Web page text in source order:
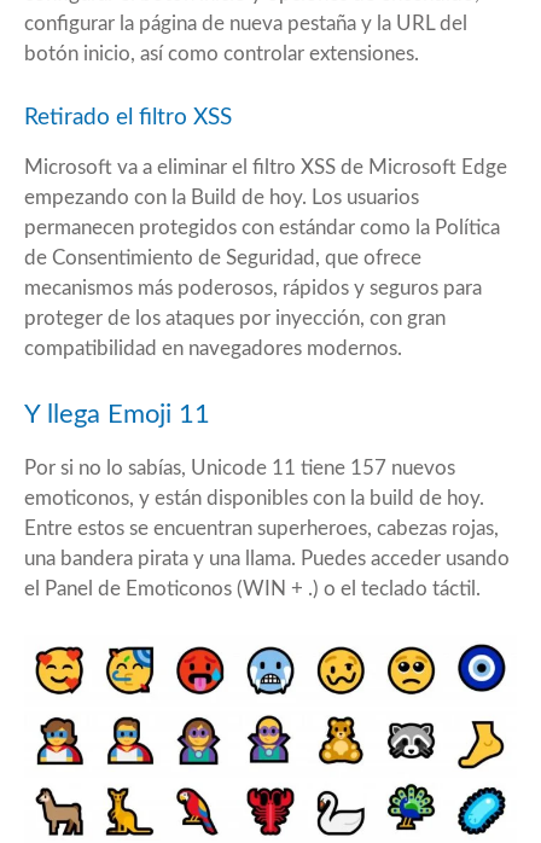
configurar la página de nueva pestaña y la URL del
botón inicio, así como controlar extensiones.
Retirado el filtro XSS
Microsoft va a eliminar el filtro XSS de Microsoft Edge
empezando con la Build de hoy. Los usuarios
permanecen protegidos con estándar como la Política
de Consentimiento de Seguridad , que ofrece
mecanismos más poderosos, rápidos y seguros para
proteger de los ataques por inyección, con gran
compatibilidad en navegadores modernos.
Y llega Emoji 11
Por si no lo sabías, Unicode 11 tiene 157 nuevos
emoticonos, y están disponibles con la build de hoy.
Entre estos se encuentran superheroes, cabezas rojas,
una bandera pirata y una llama. Puedes acceder usando
el Panel de Emoticonos (WIN + .) o el teclado táctil.